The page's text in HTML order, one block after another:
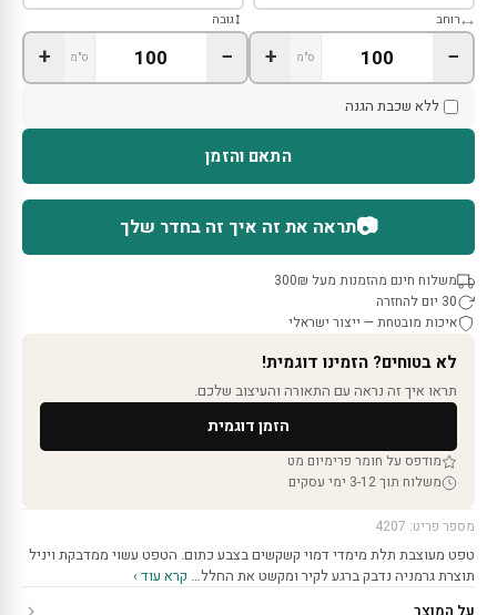
רוחב
− ס"מ +
גובה
− ס"מ +
ללא שכבת הגנה
התאם והזמן
📷תראה את זה איך זה בחדר שלך
משלוח חינם מהזמנות מעל 300₪
30 יום להחזרה
איכות מובטחת — ייצור ישראלי
לא בטוחים? הזמינו דוגמית!
תראו איך זה נראה עם התאורה והעיצוב שלכם.
הזמן דוגמית
מודפס על חומר פרימיום מט
משלוח תוך 3-12 ימי עסקים
מספר פריט: 4207
טפט מעוצבת תלת מימדי דמוי קשקשים בצבע כתום. הטפט עשוי ממדבקת ויניל
תוצרת גרמניה נדבק ברגע לקיר ומקשט את החלל… קרא עוד ›